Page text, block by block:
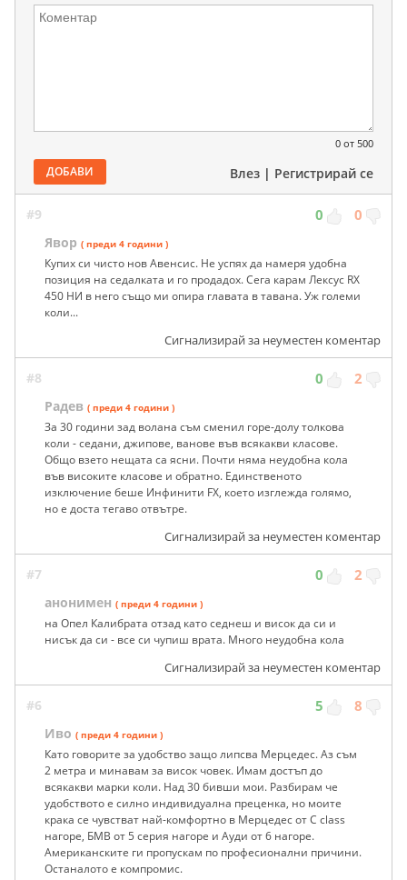
0 от 500
ДОБАВИ Влез | Регистрирай се
#9 0 0
Явор ( преди 4 години )
Купих си чисто нов Авенсис. Не успях да намеря удобна
позиция на седалката и го продадох. Сега карам Лексус RX
450 HИ в него също ми опира главата в тавана. Уж големи
коли...
Сигнализирай за неуместен коментар
#8 0 2
Радев ( преди 4 години )
За 30 години зад волана съм сменил горе-долу толкова
коли - седани, джипове, ванове във всякакви класове.
Общо взето нещата са ясни. Почти няма неудобна кола
във високите класове и обратно. Единственото
изключение беше Инфинити FX, което изглежда голямо,
но е доста тегаво отвътре.
Сигнализирай за неуместен коментар
#7 0 2
анонимен ( преди 4 години )
на Опел Калибрата отзад като седнеш и висок да си и
нисък да си - все си чупиш врата. Много неудобна кола
Сигнализирай за неуместен коментар
#6 5 8
Иво ( преди 4 години )
Като говорите за удобство защо липсва Мерцедес. Аз съм
2 метра и минавам за висок човек. Имам достъп до
всякакви марки коли. Над 30 бивши мои. Разбирам че
удобството е силно индивидуална преценка, но моите
крака се чувстват най-комфортно в Мерцедес от C class
нагоре, БМВ от 5 серия нагоре и Ауди от 6 нагоре.
Американските ги пропускам по професионални причини.
Останалото е компромис.